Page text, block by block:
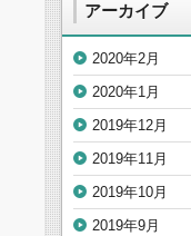
アーカイブ
2020年2月
2020年1月
2019年12月
2019年11月
2019年10月
2019年9月